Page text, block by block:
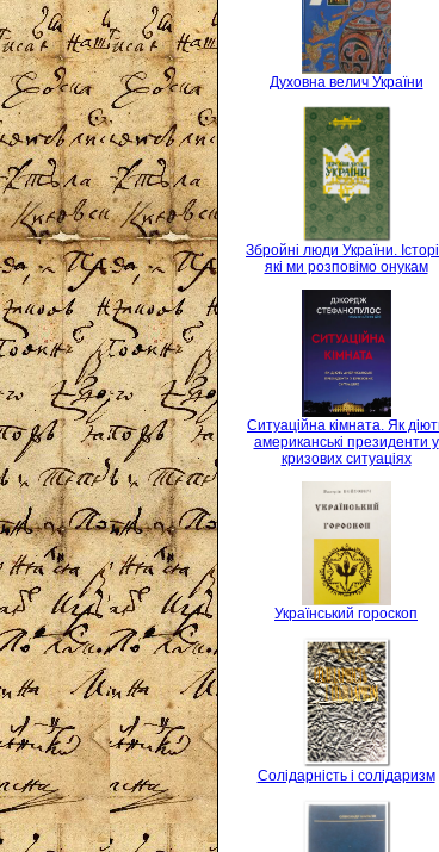
Духовна велич України
Збройні люди України.
які ми розповімо онукам
Ситуаційна кімната. Як
американські президенти у
кризових ситуаціях
Український гороскоп
Солідарність і солідаризм